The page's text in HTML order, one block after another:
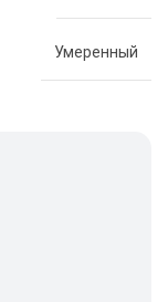
Умеренный